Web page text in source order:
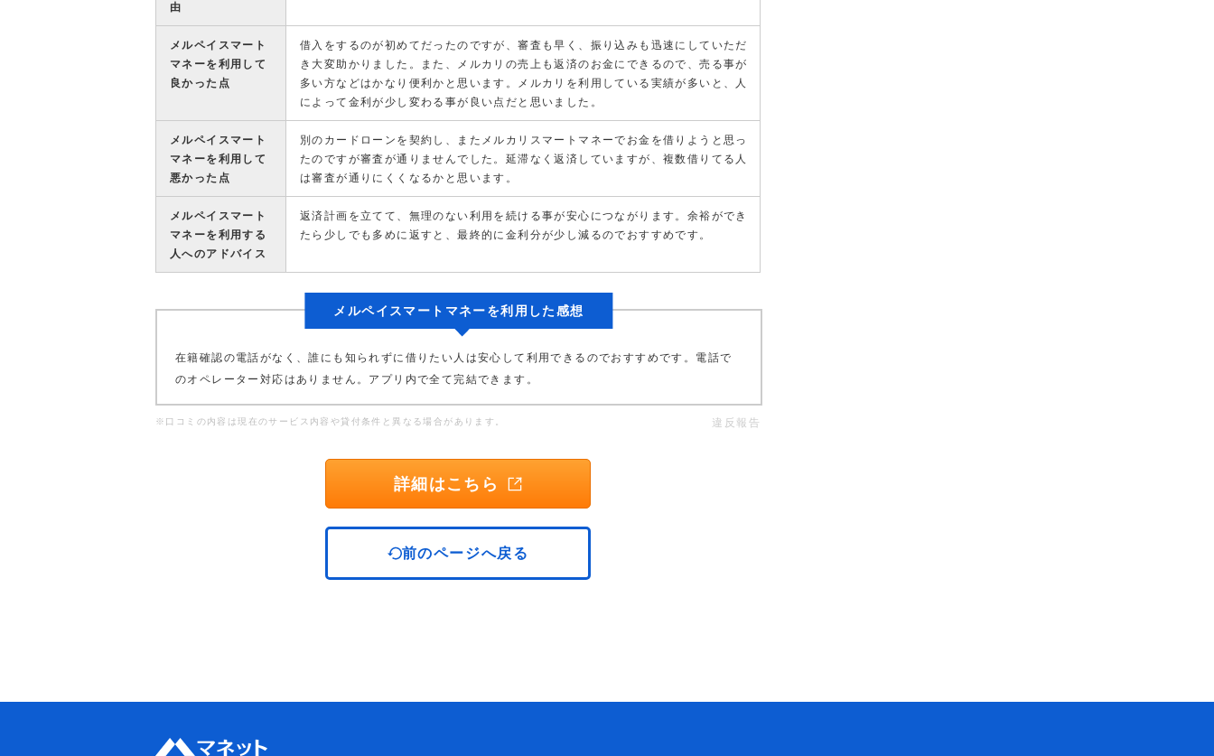
由
メルペイスマート
マネーを利用して
良かった点
借入をするのが初めてだったのですが、審査も早く、振り込みも迅速にしていただ
き大変助かりました。また、メルカリの売上も返済のお金にできるので、売る事が
多い方などはかなり便利かと思います。メルカリを利用している実績が多いと、人
によって金利が少し変わる事が良い点だと思いました。
メルペイスマート
マネーを利用して
悪かった点
別のカードローンを契約し、またメルカリスマートマネーでお金を借りようと思っ
たのですが審査が通りませんでした。延滞なく返済していますが、複数借りてる人
は審査が通りにくくなるかと思います。
メルペイスマート
マネーを利用する
人へのアドバイス
返済計画を立てて、無理のない利用を続ける事が安心につながります。余裕ができ
たら少しでも多めに返すと、最終的に金利分が少し減るのでおすすめです。
メルペイスマートマネーを利用した感想
在籍確認の電話がなく、誰にも知られずに借りたい人は安心して利用できるのでおすすめです。電話で
のオペレーター対応はありません。アプリ内で全て完結できます。
※口コミの内容は現在のサービス内容や貸付条件と異なる場合があります。 違反報告
詳細はこちら
前のページへ戻る